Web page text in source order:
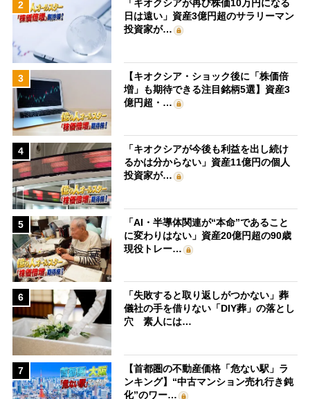
2
「キオクシアが再び株価10万円になる
日は遠い」資産3億円超のサラリーマン
投資家が…
3
【キオクシア・ショック後に「株価倍
増」も期待できる注目銘柄5選】資産3
億円超・…
4
「キオクシアが今後も利益を出し続け
るかは分からない」資産11億円の個人
投資家が…
5
「AI・半導体関連が“本命”であること
に変わりはない」資産20億円超の90歳
現役トレー…
6
「失敗すると取り返しがつかない」葬
儀社の手を借りない「DIY葬」の落とし
穴 素人には…
7
【首都圏の不動産価格「危ない駅」ラ
ンキング】“中古マンション売れ行き鈍
化”のワー…